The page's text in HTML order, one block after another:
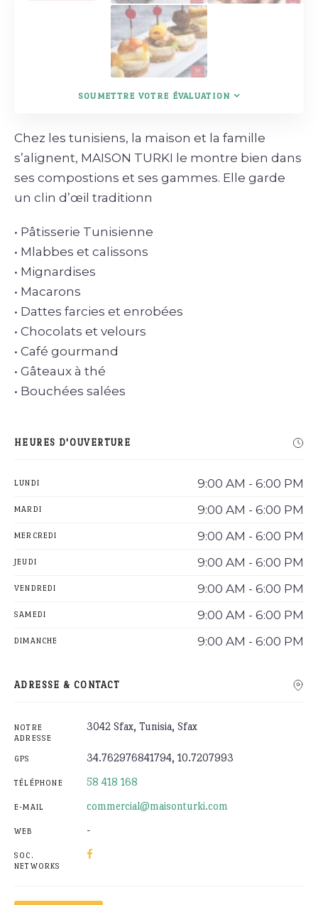
SOUMETTRE VOTRE ÉVALUATION
Chez les tunisiens, la maison et la famille
s’alignent, MAISON TURKI le montre bien dans
ses compostions et ses gammes. Elle garde
un clin d’œil traditionn
• Pâtisserie Tunisienne
• Mlabbes et calissons
• Mignardises
• Macarons
• Dattes farcies et enrobées
• Chocolats et velours
• Café gourmand
• Gâteaux à thé
• Bouchées salées
HEURES D'OUVERTURE
LUNDI 9:00 AM - 6:00 PM
MARDI 9:00 AM - 6:00 PM
MERCREDI 9:00 AM - 6:00 PM
JEUDI 9:00 AM - 6:00 PM
VENDREDI 9:00 AM - 6:00 PM
SAMEDI 9:00 AM - 6:00 PM
DIMANCHE 9:00 AM - 6:00 PM
ADRESSE & CONTACT
NOTRE
ADRESSE
3042 Sfax, Tunisia, Sfax
GPS 34.762976841794, 10.7207993
TÉLÉPHONE 58 418 168
E-MAIL commercial@maisonturki.com
WEB -
SOC.
NETWORKS